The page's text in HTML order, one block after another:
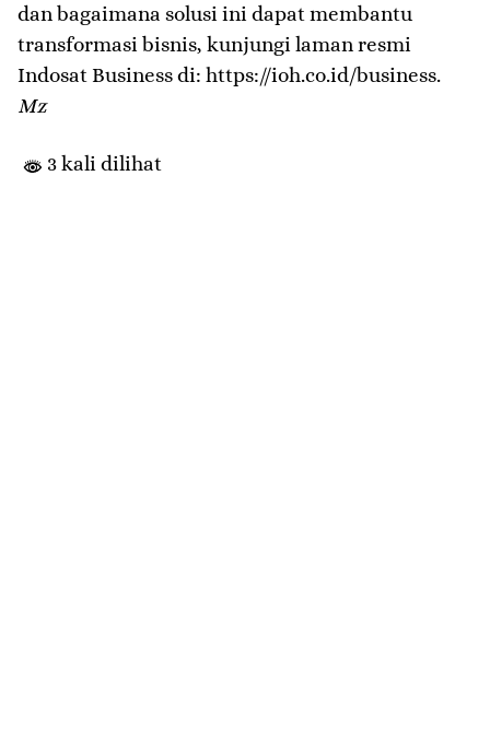
dan bagaimana solusi ini dapat membantu
transformasi bisnis, kunjungi laman resmi
Indosat Business di: https://ioh.co.id/business.
Mz
3 kali dilihat